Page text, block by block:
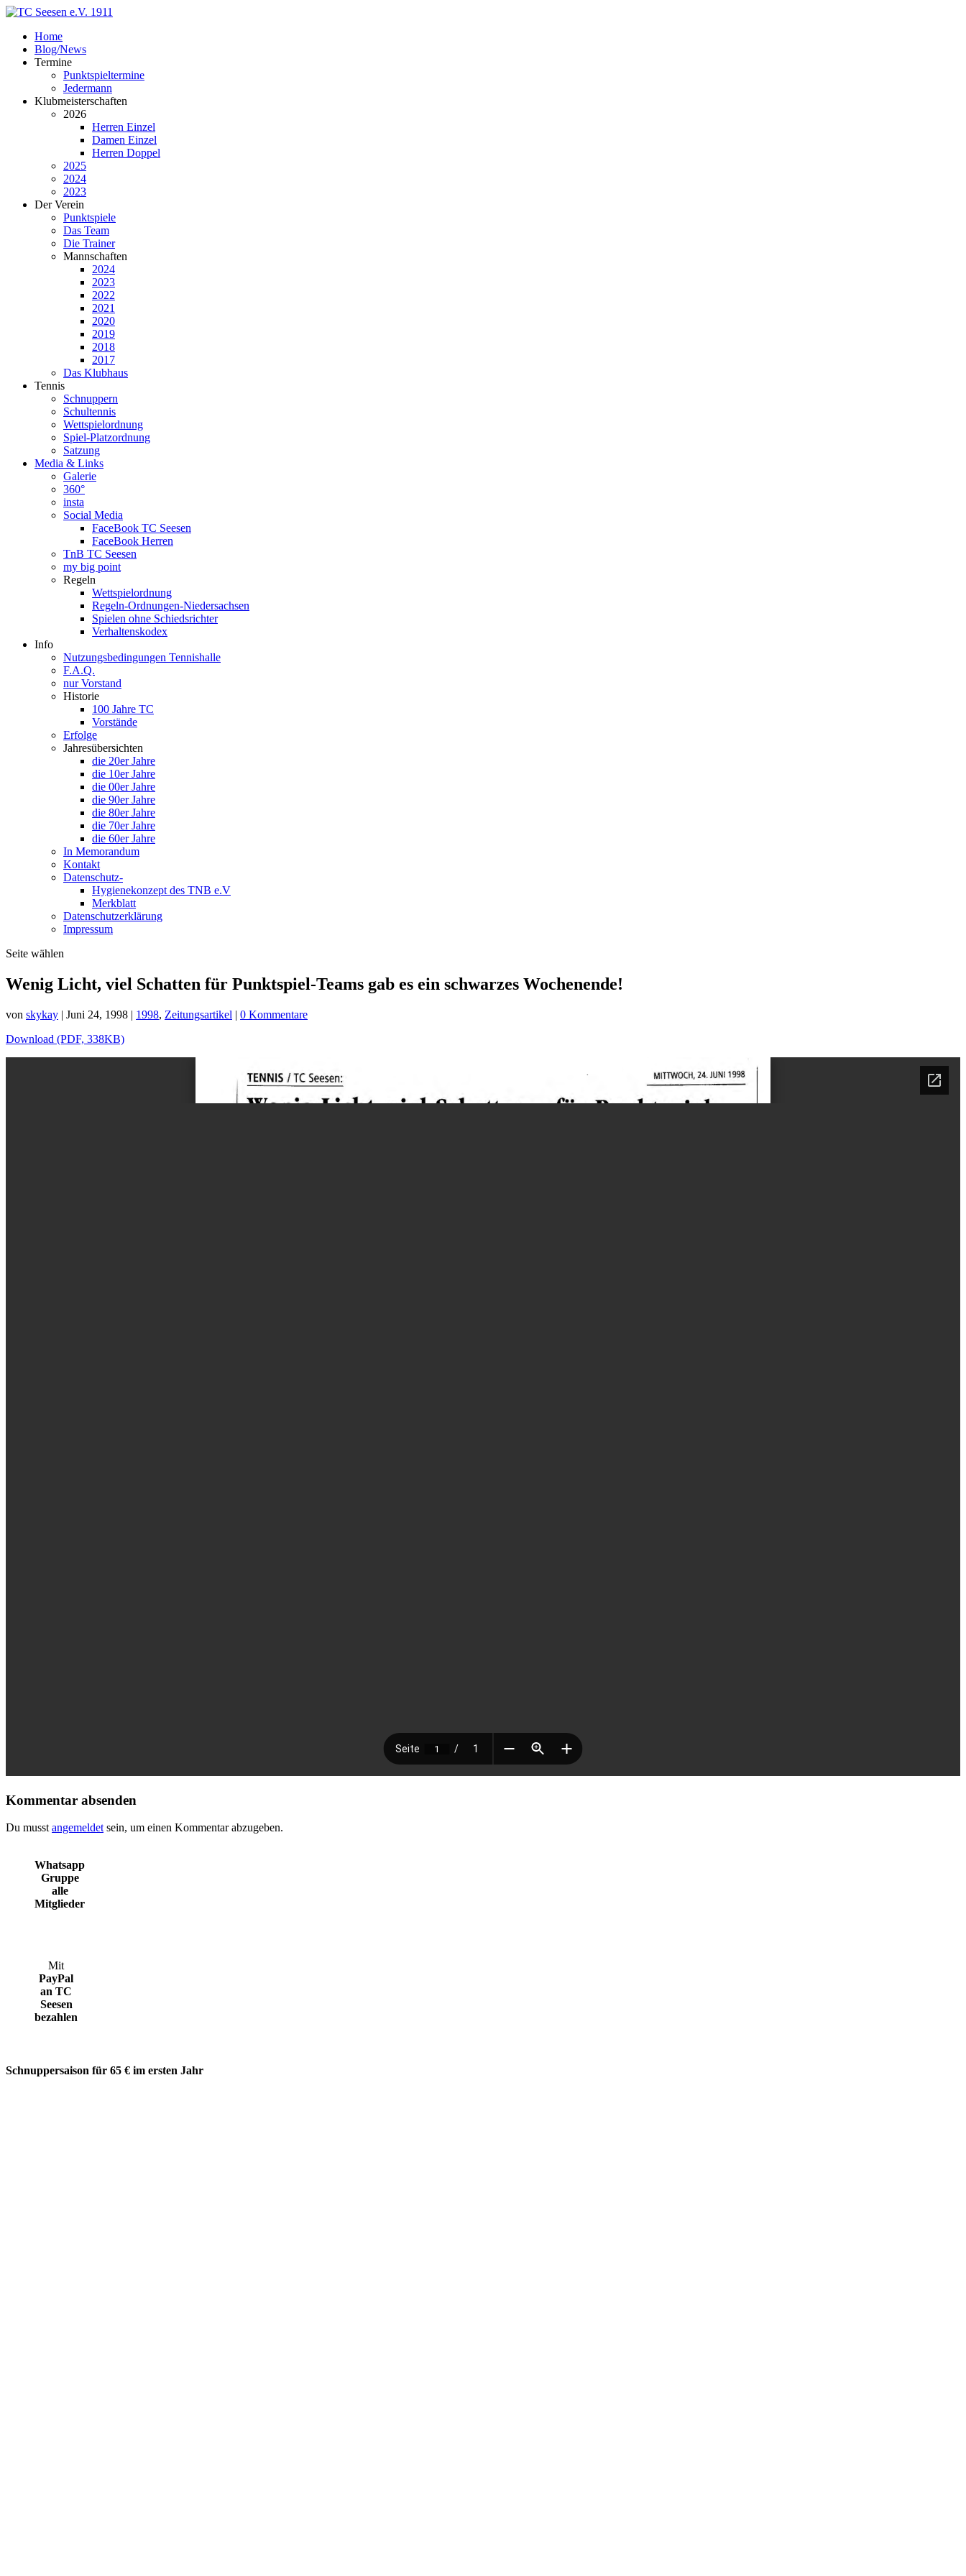
Home
Blog/News
Termine
Punktspieltermine
Jedermann
Klubmeisterschaften
2026
Herren Einzel
Damen Einzel
Herren Doppel
2025
2024
2023
Der Verein
Punktspiele
Das Team
Die Trainer
Mannschaften
2024
2023
2022
2021
2020
2019
2018
2017
Das Klubhaus
Tennis
Schnuppern
Schultennis
Wettspielordnung
Spiel-Platzordnung
Satzung
Media & Links
Galerie
360°
insta
Social Media
FaceBook TC Seesen
FaceBook Herren
TnB TC Seesen
my big point
Regeln
Wettspielordnung
Regeln-Ordnungen-Niedersachsen
Spielen ohne Schiedsrichter
Verhaltenskodex
Info
Nutzungsbedingungen Tennishalle
F.A.Q.
nur Vorstand
Historie
100 Jahre TC
Vorstände
Erfolge
Jahresübersichten
die 20er Jahre
die 10er Jahre
die 00er Jahre
die 90er Jahre
die 80er Jahre
die 70er Jahre
die 60er Jahre
In Memorandum
Kontakt
Datenschutz-
Hygienekonzept des TNB e.V
Merkblatt
Datenschutzerklärung
Impressum
Seite wählen
Wenig Licht, viel Schatten für Punktspiel-Teams gab es ein schwarzes Wochenende!
von skykay | Juni 24, 1998 | 1998, Zeitungsartikel | 0 Kommentare
Download (PDF, 338KB)
Kommentar absenden
Du musst angemeldet sein, um einen Kommentar abzugeben.
Whatsapp
Gruppe
alle
Mitglieder
Mit
PayPal
an TC
Seesen
bezahlen
Schnuppersaison für 65 € im ersten Jahr